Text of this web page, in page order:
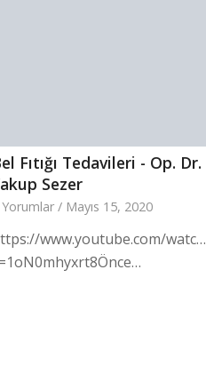
Fıtığı Tedavileri - Op. Dr.
Sezer
/ Mayıs 15, 2020
www.youtube.com/watch?